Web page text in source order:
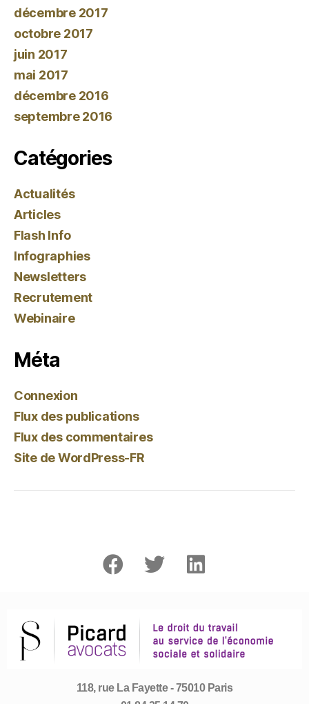
décembre 2017
octobre 2017
juin 2017
mai 2017
décembre 2016
septembre 2016
Catégories
Actualités
Articles
Flash Info
Infographies
Newsletters
Recrutement
Webinaire
Méta
Connexion
Flux des publications
Flux des commentaires
Site de WordPress-FR
118, rue La Fayette - 75010 Paris